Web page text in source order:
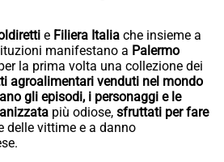
e Filiera Italia che insieme a
manifestano a Palermo
la prima volta una collezione dei
agroalimentari venduti nel mondo
gli episodi, i personaggi e le
più odiose, sfruttati per fare
delle vittime e a danno